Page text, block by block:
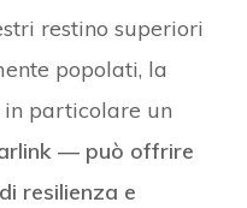
restino superiori
popolati, la
particolare un
— può offrire
resilienza e